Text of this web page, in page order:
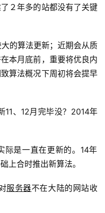
２年多的站都没有了关键
本月底前，重要将优良内
算法概况下周初将会提早
上合时推出新算法。
服务器不在大陆的网站收